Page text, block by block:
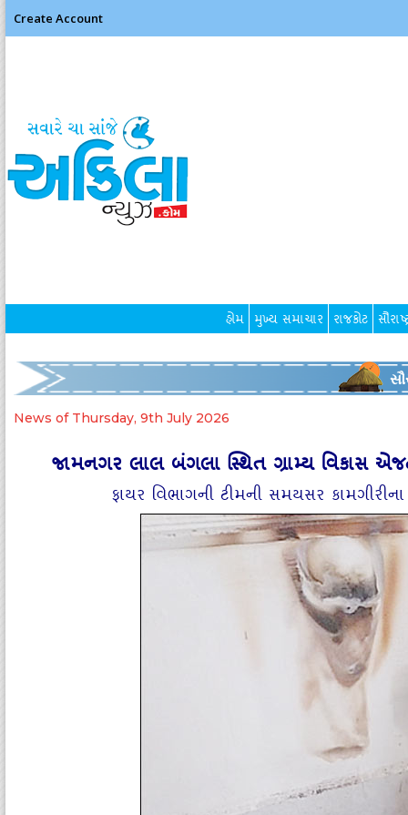
Create Account
હોમ મુખ્ય સમાચાર રાજકોટ
News of Thursday, 9th July 2026
જામનગર લાલ બંગલા સ્‍થિત ગ્રામ્‍ય વિકાસ
ફાયર વિભાગની ટીમની સમયસર